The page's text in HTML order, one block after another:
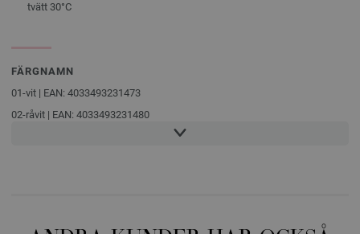
tvätt 30°C
FÄRGNAMN
01-vit | EAN: 4033493231473
02-råvit | EAN: 4033493231480